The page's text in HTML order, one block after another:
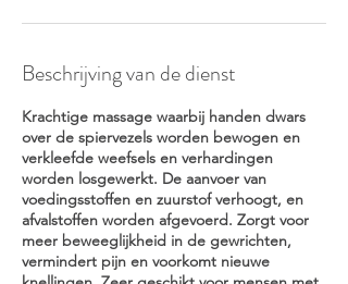
Beschrijving van de dienst
Krachtige massage waarbij handen dwars
over de spiervezels worden bewogen en
verkleefde weefsels en verhardingen
worden losgewerkt. De aanvoer van
voedingsstoffen en zuurstof verhoogt, en
afvalstoffen worden afgevoerd. Zorgt voor
meer beweeglijkheid in de gewrichten,
vermindert pijn en voorkomt nieuwe